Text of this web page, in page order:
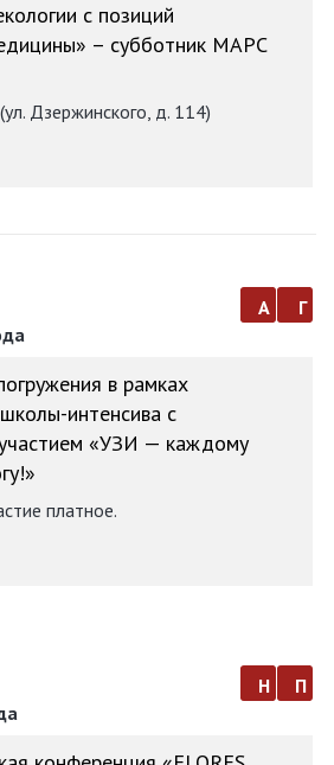
с позиций
– субботник МАРС
Дзержинского, д. 114)
а г
в рамках
интенсива с
«УЗИ — каждому
платное.
н п